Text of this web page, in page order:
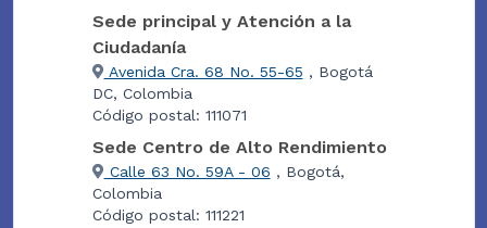
Sede principal y Atención a la
Ciudadanía
Avenida Cra. 68 No. 55-65 , Bogotá
DC, Colombia
Código postal: 111071
Sede Centro de Alto Rendimiento
Calle 63 No. 59A - 06 , Bogotá,
Colombia
Código postal: 111221